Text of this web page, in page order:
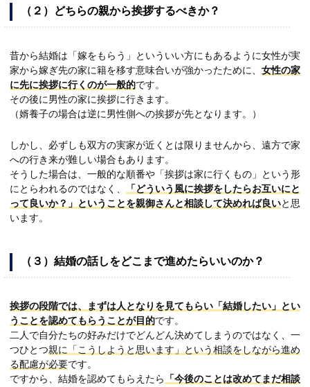
（２）どちらの親から挨拶するべきか？
昔から結婚は「嫁をもらう」といういい方にもあるように女性が実
家から嫁ぎ先の家に籍を移す意味合いが強かったために、 女性の家
に先に挨拶に行くのが一般的です。
その後に男性の家に挨拶に行きます。
（婿養子の場合は逆に男性側への挨拶が先となります。）
しかし、必ずしも双方の実家が近くとは限りませんから、遠方で家
への行き来が難しい場合もあります。
そうした場合は、一般的な順番や「挨拶は家に行くもの」という形
にとらわれるのではなく、
「どういう風に挨拶をしたらお互いにと
って良いか？」ということを親御さんと相談して決めれば良いと思
います。
（３）結婚の話しをどこまで進めたらいいのか？
挨拶の段階では、まずは人となりを見てもらい「結婚したい」とい
うことを認めてもらうことが目的です。
二人で自分たちの好みだけでどんどん決めてしまうのではなく、一
つひとつ親に「こうしようと思います」という相談をしながら進め
る配慮が必要です。
ですから、結婚を認めてもらえたら
「今後のことは改めてまだ相談